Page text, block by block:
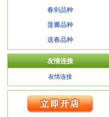
春剑品种
莲瓣品种
送春品种
友情连接
友情连接